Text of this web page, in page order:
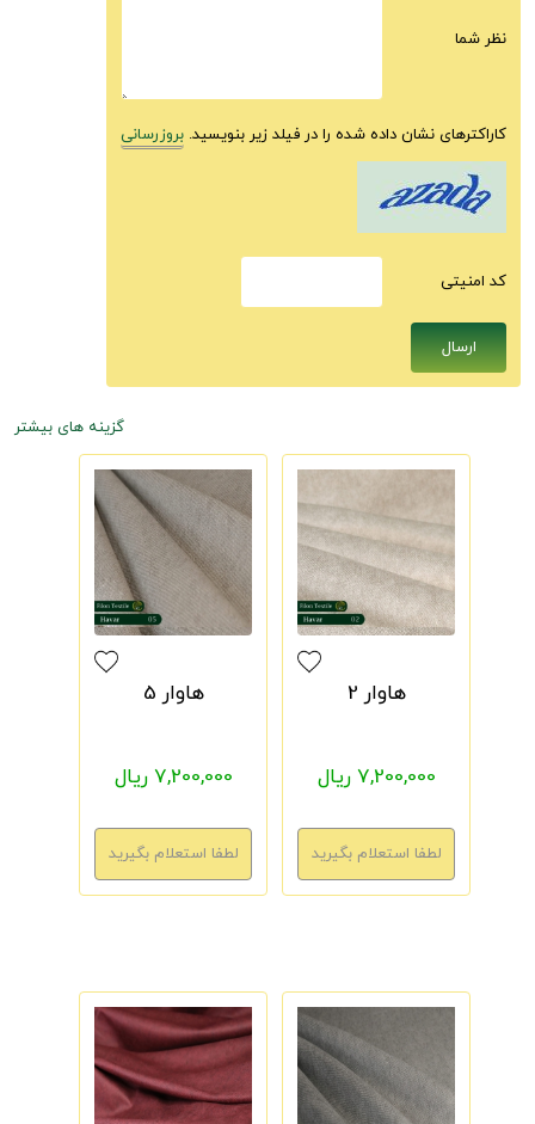
نظر شما
کاراکترهای نشان داده شده را در فیلد زیر بنویسید. بروزرسانی
كد امنيتى
گزینه های بیشتر
هاوار 2
7,200,000 ریال
هاوار 5
7,200,000 ریال